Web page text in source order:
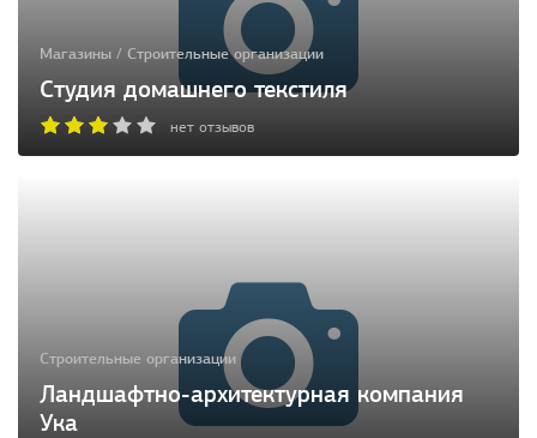
Магазины / Строительные организации
Студия домашнего текстиля
нет отзывов
Строительные организации
Ландшафтно-архитектурная компания
Ука